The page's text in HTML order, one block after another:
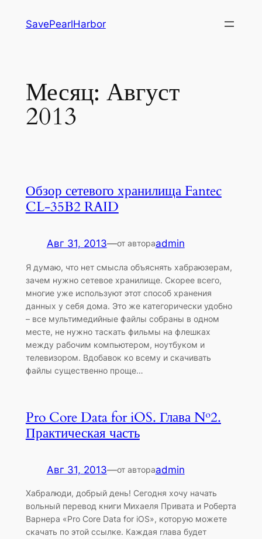
SavePearlHarbor
Месяц: Август
2013
Обзор сетевого хранилища Fantec
CL-35B2 RAID
Авг 31, 2013—от автораadmin
Я думаю, что нет смысла объяснять хабраюзерам,
зачем нужно сетевое хранилище. Скорее всего,
многие уже используют этот способ хранения
данных у себя дома. Это же категорически удобно
– все мультимедийные файлы собраны в одном
месте, не нужно таскать фильмы на флешках
между рабочим компьютером, ноутбуком и
телевизором. Вдобавок ко всему и скачивать
файлы существенно проще…
Pro Core Data for iOS. Глава №2.
Практическая часть
Авг 31, 2013—от автораadmin
Хабралюди, добрый день! Сегодня хочу начать
вольный перевод книги Михаеля Привата и Роберта
Варнера «Pro Core Data for iOS», которую можете
скачать по этой ссылке. Каждая глава будет